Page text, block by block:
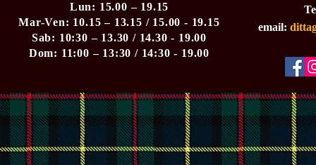
Lun: 15.00 – 19.15
Mar-Ven: 10.15 – 13.15 / 15.00 - 19.15
Sab: 10:30 – 13.30 / 14.30 - 19.00
Dom: 11:00 – 13:30 / 14:30 - 19.00
email: